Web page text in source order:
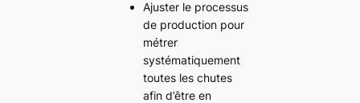
Ajuster le processus
de production pour
métrer
systématiquement
toutes les chutes
afin d’être en